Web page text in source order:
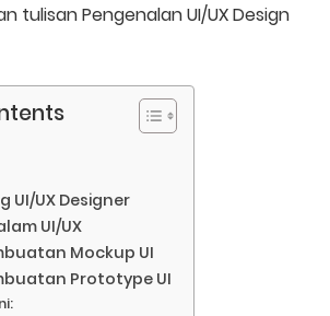
tulisan Pengenalan UI/UX Design
UI/UX Designer
UI/UX
Mockup UI
Prototype UI